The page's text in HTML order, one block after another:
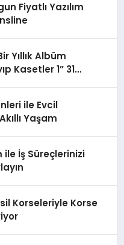
Fiyatlı Yazılım
Yıllık Albüm
Kasetler 1” 31
ile Evcil
Yaşam
ile İş Süreçlerinizi
Korseleriyle Korse